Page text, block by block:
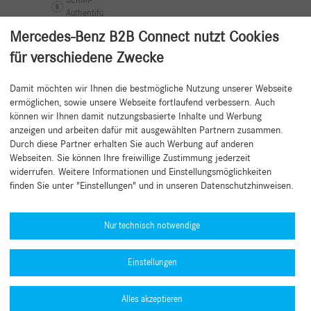
Authentifizierung
Mercedes-Benz B2B Connect nutzt Cookies
für verschiedene Zwecke
Damit möchten wir Ihnen die bestmögliche Nutzung unserer Webseite
ermöglichen, sowie unsere Webseite fortlaufend verbessern. Auch
können wir Ihnen damit nutzungsbasierte Inhalte und Werbung
anzeigen und arbeiten dafür mit ausgewählten Partnern zusammen.
Durch diese Partner erhalten Sie auch Werbung auf anderen
Webseiten. Sie können Ihre freiwillige Zustimmung jederzeit
widerrufen. Weitere Informationen und Einstellungsmöglichkeiten
finden Sie unter "Einstellungen" und in unseren Datenschutzhinweisen.
Nur technisch notwendige
Einstellungen
Alles akzeptieren
Zurück zum Anfang
Hilfe benötigt?
Mercedes-Benz Global Training
News